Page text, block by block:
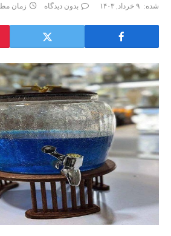
شده: ۹ خرداد, ۱۴۰۳ بدون دیدگاه زمان مطالعه